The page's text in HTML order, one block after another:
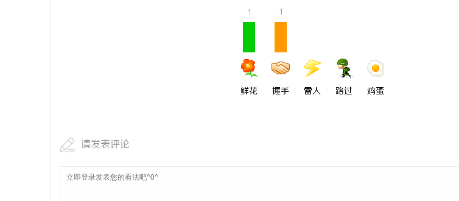
1
鲜花
1
握手 雷人 路过 鸡蛋
请发表评论